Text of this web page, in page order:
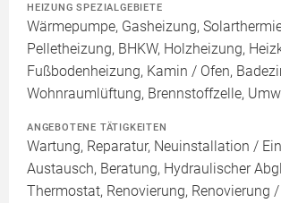
HEIZUNG SPEZIALGEBIETE
Wärmepumpe, Gasheizung,
Pelletheizung, BHKW, Holzheizung,
Fußbodenheizung, Kamin / Ofen,
Wohnraumlüftung, Brennstoffzelle,
ANGEBOTENE TÄTIGKEITEN
Wartung, Reparatur, Neuinstallation /
Austausch, Beratung, Hydraulischer
Thermostat, Renovierung, Renovierung